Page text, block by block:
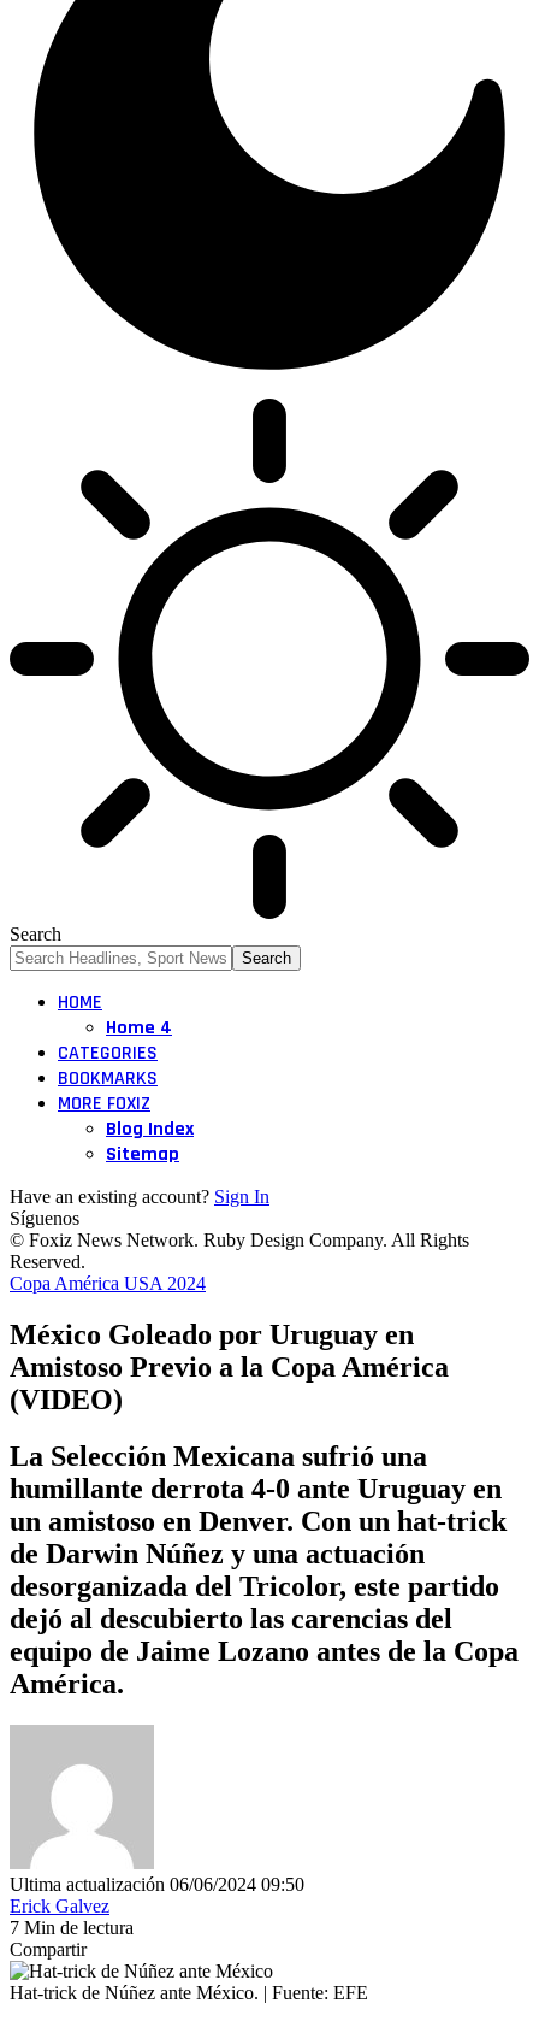
Search
HOME
Home 4
CATEGORIES
BOOKMARKS
MORE FOXIZ
Blog Index
Sitemap
Have an existing account? Sign In
Síguenos
© Foxiz News Network. Ruby Design Company. All Rights
Reserved.
Copa América USA 2024
México Goleado por Uruguay en
Amistoso Previo a la Copa América
(VIDEO)
La Selección Mexicana sufrió una
humillante derrota 4-0 ante Uruguay en
un amistoso en Denver. Con un hat-trick
de Darwin Núñez y una actuación
desorganizada del Tricolor, este partido
dejó al descubierto las carencias del
equipo de Jaime Lozano antes de la Copa
América.
Ultima actualización 06/06/2024 09:50
Erick Galvez
7 Min de lectura
Compartir
Hat-trick de Núñez ante México. | Fuente: EFE